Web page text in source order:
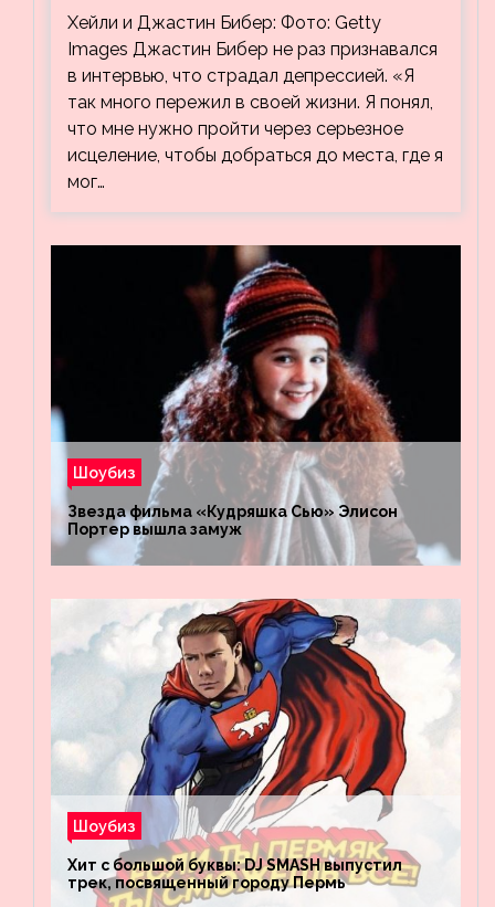
видео, на котором его успокаивает
Хейли
Хейли и Джастин Бибер: Фото: Getty
Images Джастин Бибер не раз признавался
в интервью, что страдал депрессией. «Я
так много пережил в своей жизни. Я понял,
что мне нужно пройти через серьезное
исцеление, чтобы добраться до места, где я
мог…
Шоубиз
Звезда фильма «Кудряшка Сью» Элисон
Портер вышла замуж
Шоубиз
Хит с большой буквы: DJ SMASH выпустил
трек, посвященный городу Пермь